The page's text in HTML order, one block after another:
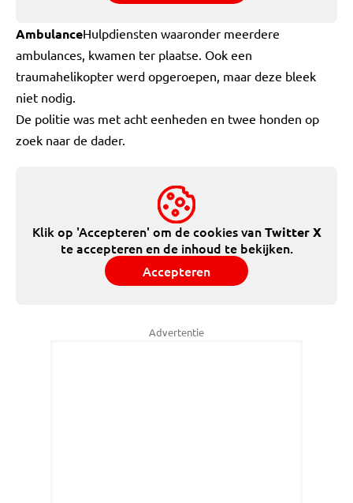
AmbulanceHulpdiensten waaronder meerdere
ambulances, kwamen ter plaatse. Ook een
traumahelikopter werd opgeroepen, maar deze bleek
niet nodig.
De politie was met acht eenheden en twee honden op
zoek naar de dader.
Klik op 'Accepteren' om de cookies vanTwitter X
te accepteren en de inhoud te bekijken.
Accepteren
Advertentie